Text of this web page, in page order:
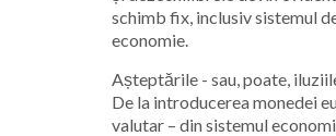
schimb fix, inclusiv sistemul
economie.
Așteptările - sau, poate,
De la introducerea monedei
valutar – din sistemul